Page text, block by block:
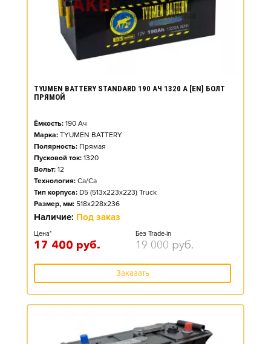
TYUMEN BATTERY STANDARD 190 АЧ 1320 А [EN] БОЛТ
ПРЯМОЙ
Ёмкость: 190 Ач
Марка: TYUMEN BATTERY
Полярность: Прямая
Пусковой ток: 1320
Вольт: 12
Технология: Ca/Ca
Тип корпуса: D5 (513x223x223) Truck
Размер, мм: 518x228x236
Наличие: Под заказ
Цена*
17 400 руб.
Без Trade-in
19 000 руб.
Заказать